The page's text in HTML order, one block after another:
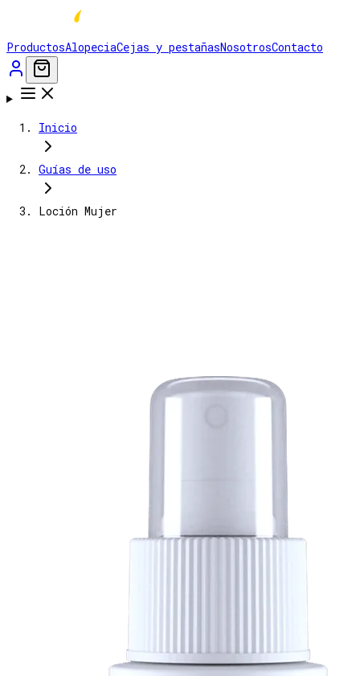
ProductosAlopeciaCejas y pestañasNosotrosContacto
Inicio
Guías de uso
Loción Mujer